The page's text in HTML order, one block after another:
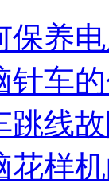
保养
针车
跳线
花样